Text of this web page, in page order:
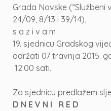
Grada Novske (“Službeni
24/09, 8/13 i 39/14),
s a z i v a m
19. sjednicu Gradskog
održati 07 travnja 2015.
12:00 sati.
Za sjednicu predlažem
D N E V N I R E D